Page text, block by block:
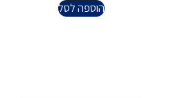
הוספה לסל